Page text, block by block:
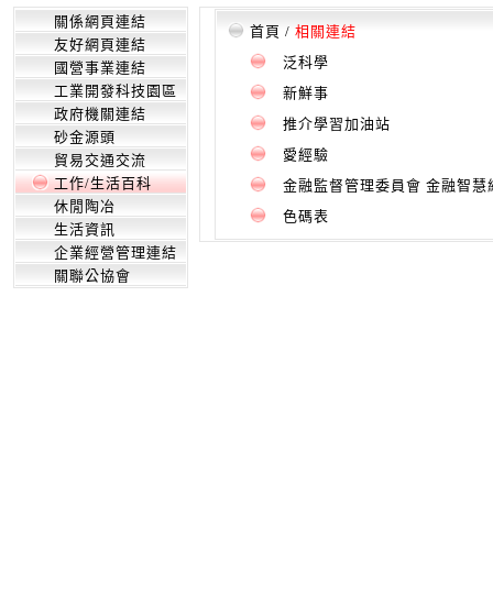
關係網頁連結
友好網頁連結
國營事業連結
工業開發科技園區
政府機關連結
砂金源頭
貿易交通交流
工作/生活百科
休閒陶冶
生活資訊
企業經營管理連結
關聯公協會
首頁 / 相關連結
泛科學
新鮮事
推介學習加油站
愛經驗
金融監督管理委員會 金融智慧
色碼表